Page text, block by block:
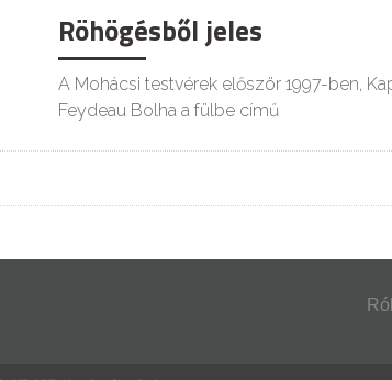
Röhögésből jeles
A Mohácsi testvérek először 1997-ben,
Feydeau Bolha a fülbe című